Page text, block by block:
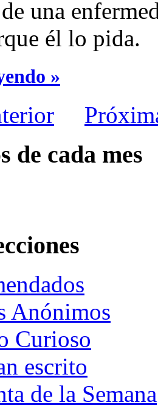
una
él lo pida.
»
de cada mes
Anónimos
Curioso
escrito
de la Semana